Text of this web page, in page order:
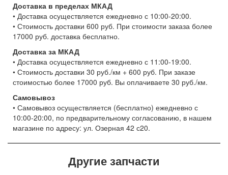
Доставка в пределах МКАД
• Доставка осуществляется ежедневно с 10:00-20:00.
• Стоимость доставки 600 руб. При стоимости заказа более
17000 руб. доставка бесплатно.
Доставка за МКАД
• Доставка осуществляется ежедневно с 11:00-19:00.
• Стоимость доставки 30 руб./км + 600 руб. При заказе
стоимостью более 17000 руб. Вы оплачиваете 30 руб./км.
Самовывоз
• Самовывоз осуществляется (бесплатно) ежедневно с
10:00-20:00, по предварительному согласованию, в нашем
магазине по адресу: ул. Озерная 42 с20.
Другие запчасти